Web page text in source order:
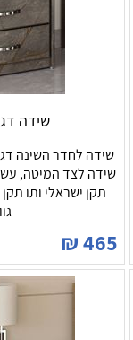
שידה
שידה לצד המיטה,
תקן ישראלי ותו
465
₪